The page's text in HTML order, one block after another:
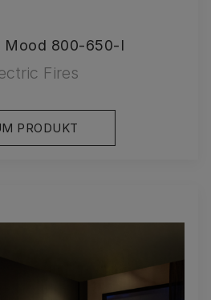
Mood 800-650-I
Fires
PRODUKT